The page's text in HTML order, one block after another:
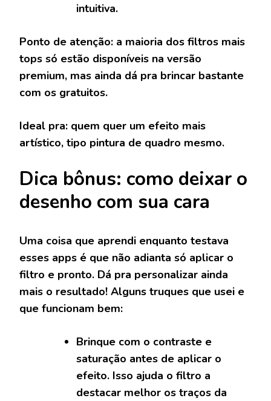
intuitiva.
Ponto de atenção: a maioria dos filtros mais
tops só estão disponíveis na versão
premium, mas ainda dá pra brincar bastante
com os gratuitos.
Ideal pra: quem quer um efeito mais
artístico, tipo pintura de quadro mesmo.
Dica bônus: como deixar o
desenho com sua cara
Uma coisa que aprendi enquanto testava
esses apps é que não adianta só aplicar o
filtro e pronto. Dá pra personalizar ainda
mais o resultado! Alguns truques que usei e
que funcionam bem:
Brinque com o contraste e
saturação antes de aplicar o
efeito. Isso ajuda o filtro a
destacar melhor os traços da